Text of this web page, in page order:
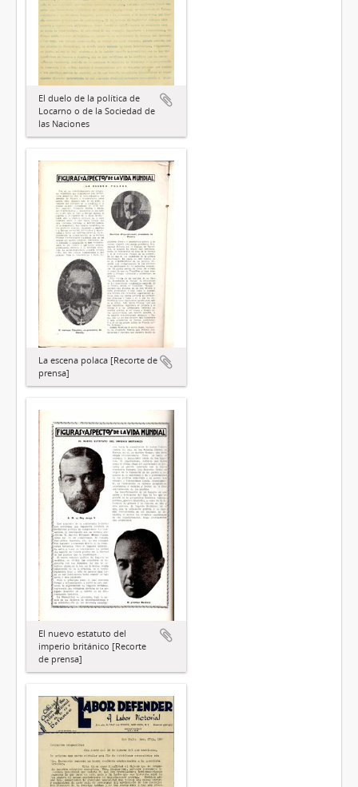
El duelo de la política de
Locarno o de la Sociedad de
las Naciones
La escena polaca [Recorte de
prensa]
El nuevo estatuto del
imperio británico [Recorte
de prensa]